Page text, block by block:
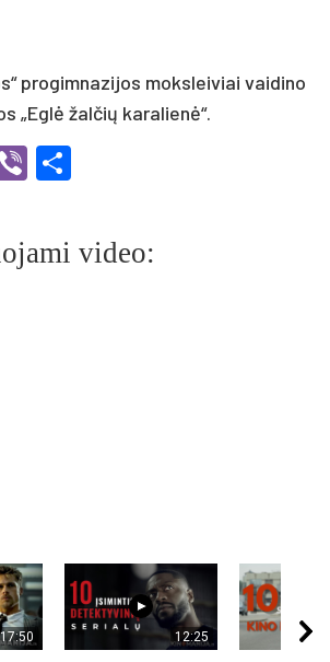
progimnazijos moksleiviai vaidino
„Eglė žalčių karalienė“.
Viber
video:
17:50 12:25